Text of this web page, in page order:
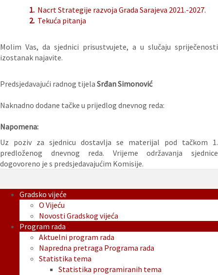
1. Nacrt Strategije razvoja Grada Sarajeva 2021.-2027.
2. Tekuća pitanja
Molim Vas, da sjednici prisustvujete, a u slučaju spriječenosti
izostanak najavite.
Predsjedavajući radnog tijela Srđan Simonović
Naknadno dodane tačke u prijedlog dnevnog reda:
Napomena:
Uz poziv za sjednicu dostavlja se materijal pod tačkom 1.
predloženog dnevnog reda. Vrijeme održavanja sjednice
dogovoreno je s predsjedavajućim Komisije.
Gradsko vijeće
O Vijeću
Novosti Gradskog vijeća
Program rada
Aktuelni program rada
Napredna pretraga Programa rada
Statistika tema
Statistika programiranih tema